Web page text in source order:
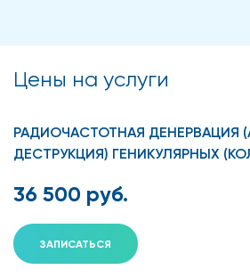
Цены на услуги
РАДИОЧАСТОТНАЯ ДЕНЕРВАЦИЯ
ДЕСТРУКЦИЯ) ГЕНИКУЛЯРНЫХ
36 500 руб.
ЗАПИСАТЬСЯ